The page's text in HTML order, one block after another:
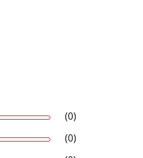
(0)
(0)